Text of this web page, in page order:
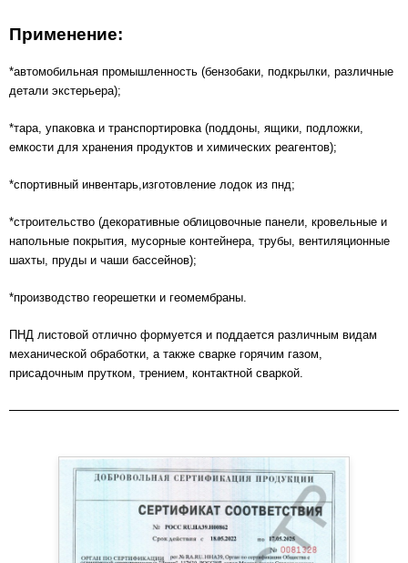
Применение:
*автомобильная промышленность (бензобаки, подкрылки, различные
детали экстерьера);
*тара, упаковка и транспортировка (поддоны, ящики, подложки,
емкости для хранения продуктов и химических реагентов);
*спортивный инвентарь,изготовление лодок из пнд;
*строительство (декоративные облицовочные панели, кровельные и
напольные покрытия, мусорные контейнера, трубы, вентиляционные
шахты, пруды и чаши бассейнов);
*производство георешетки и геомембраны.
ПНД листовой отлично формуется и поддается различным видам
механической обработки, а также сварке горячим газом,
присадочным прутком, трением, контактной сваркой.